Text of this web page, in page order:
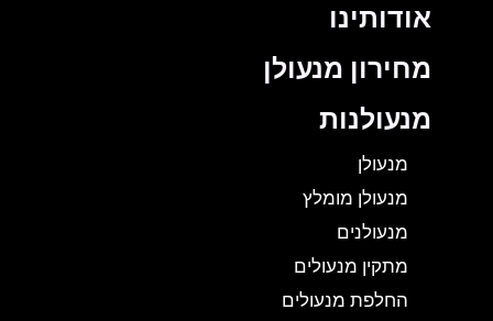
אודותינו
מחירון מנעולן
מנעולנות
מנעולן
מנעולן מומלץ
מנעולנים
מתקין מנעולים
החלפת מנעולים